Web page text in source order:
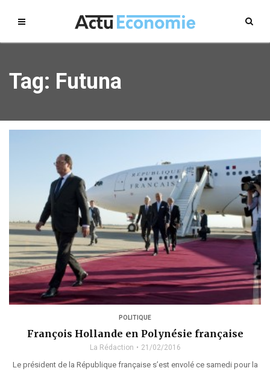
Tag: Futuna
POLITIQUE
François Hollande en Polynésie française
La Rédaction 21/02/2016
Le président de la République française s’est envolé ce samedi pour la